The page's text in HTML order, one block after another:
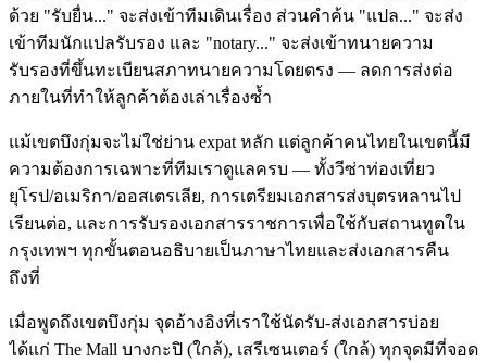
ด้วย "รับยื่น..." จะส่งเข้าทีมเดินเรื่อง ส่วนคำค้น "แปล..." จะส่ง
เข้าทีมนักแปลรับรอง และ "notary..." จะส่งเข้าทนายความ
รับรองที่ขึ้นทะเบียนสภาทนายความโดยตรง — ลดการส่งต่อ
ภายในที่ทำให้ลูกค้าต้องเล่าเรื่องซ้ำ
แม้เขตบึงกุ่มจะไม่ใช่ย่าน expat หลัก แต่ลูกค้าคนไทยในเขตนี้มี
ความต้องการเฉพาะที่ทีมเราดูแลครบ — ทั้งวีซ่าท่องเที่ยว
ยุโรป/อเมริกา/ออสเตรเลีย, การเตรียมเอกสารส่งบุตรหลานไป
เรียนต่อ, และการรับรองเอกสารราชการเพื่อใช้กับสถานทูตใน
กรุงเทพฯ ทุกขั้นตอนอธิบายเป็นภาษาไทยและส่งเอกสารคืน
ถึงที่
เมื่อพูดถึงเขตบึงกุ่ม จุดอ้างอิงที่เราใช้นัดรับ-ส่งเอกสารบ่อย
ได้แก่ The Mall บางกะปิ (ใกล้), เสรีเซนเตอร์ (ใกล้) ทุกจุดมีที่จอด